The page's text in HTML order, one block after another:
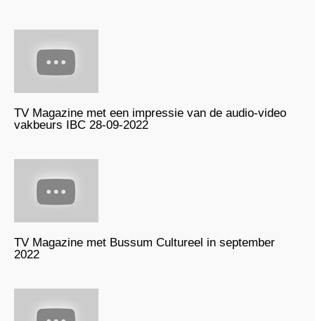
TV Magazine met een impressie van de audio-video
vakbeurs IBC 28-09-2022
TV Magazine met Bussum Cultureel in september
2022